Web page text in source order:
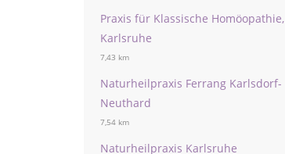
Praxis für Klassische Homöopathie,
Karlsruhe
7,43 km
Naturheilpraxis Ferrang Karlsdorf-
Neuthard
7,54 km
Naturheilpraxis Karlsruhe